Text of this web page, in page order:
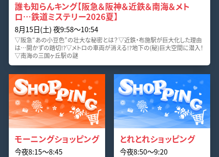
誰も知らんキング【阪急＆阪神＆近鉄＆南海＆メト
ロ…鉄道ミステリー2026夏】
8月15日(土) 夜9:58〜10:54
▽阪急“あの小豆色”の壮大な秘密とは？▽近鉄・布施駅が巨大化した理由
は…開かずの踏切!?▽メトロの車両が消える!?地下の(秘)巨大空間に潜入！
▽南海の三国ヶ丘駅の謎
モーニングショッピング
今夜8:15〜8:45
とれとれショッピング
今夜8:50〜9:20